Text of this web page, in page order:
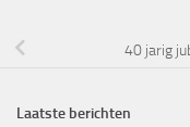
40 jarig
Laatste berichten